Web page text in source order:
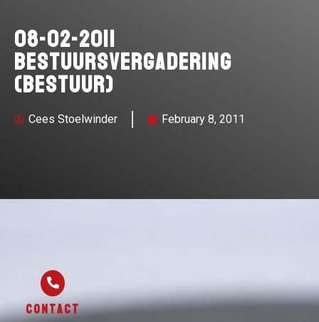
08-02-2011
Bestuursvergadering
(bestuur)
Cees Stoelwinder February 8, 2011
Contact